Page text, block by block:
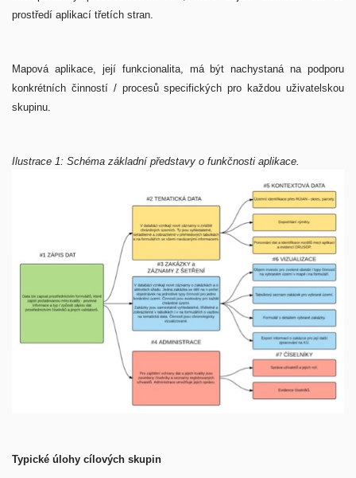
prostředí aplikací třetích stran.
Mapová aplikace, její funkcionalita, má být nachystaná na podporu
konkrétních činností / procesů specifických pro každou uživatelskou
skupinu.
Ilustrace 1: Schéma základní představy o funkčnosti aplikace.
Typické úlohy cílových skupin